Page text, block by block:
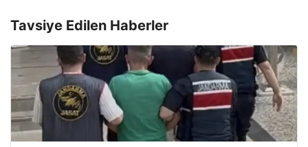
Tavsiye Edilen Haberler